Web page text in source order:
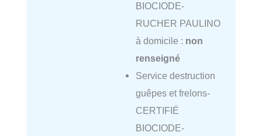
BIOCIODE-
RUCHER PAULINO
à domicile : non
renseigné
Service destruction
guêpes et frelons-
CERTIFIÉ
BIOCIODE-